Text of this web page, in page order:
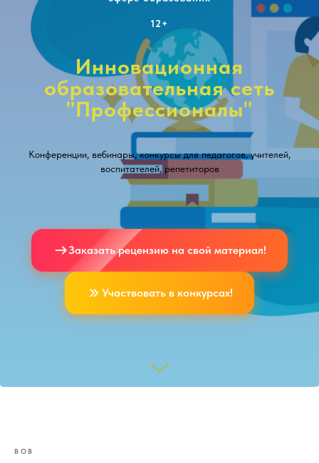
12+
Инновационная
образовательная сеть
"Профессионалы"
Конференции, вебинары, конкурсы для педагогов, учителей,
воспитателей, репетиторов
Заказать рецензию на свой материал!
Участвовать в конкурсах!
ВОВ